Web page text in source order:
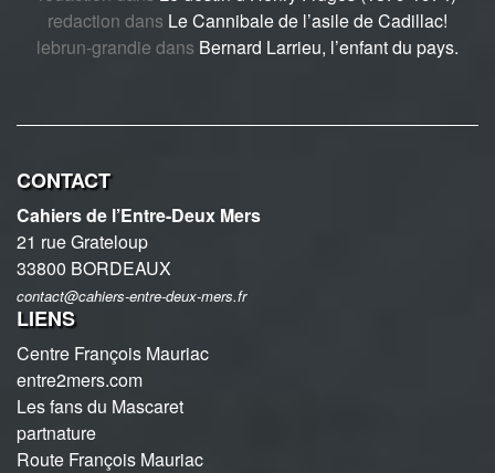
redaction dans Le Cannibale de l’asile de Cadillac!
lebrun-grandie dans Bernard Larrieu, l’enfant du pays.
CONTACT
Cahiers de l’Entre-Deux Mers
21 rue Grateloup
33800 BORDEAUX
contact@cahiers-entre-deux-mers.fr
LIENS
Centre François Mauriac
entre2mers.com
Les fans du Mascaret
partnature
Route François Mauriac